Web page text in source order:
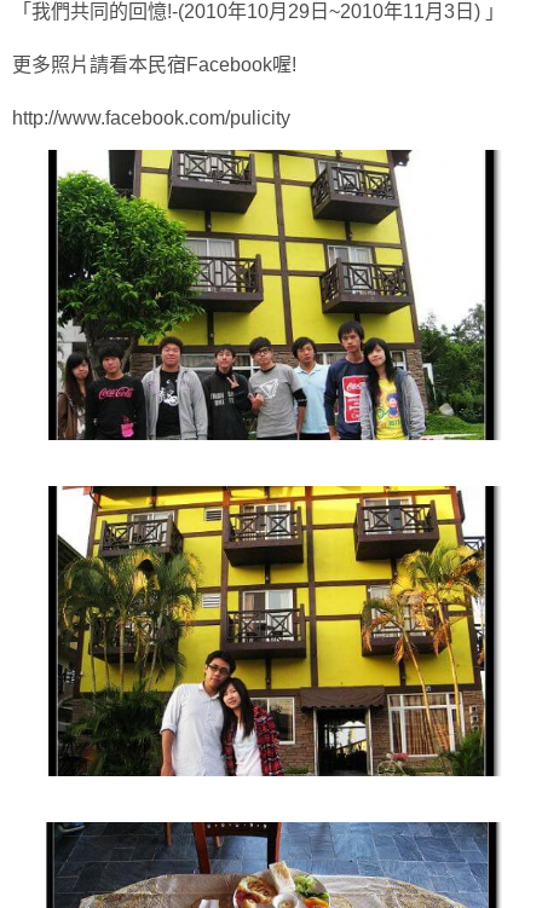
「我們共同的回憶!-(2010年10月29日~2010年11月3日) 」
更多照片請看本民宿Facebook喔!
http://www.facebook.com/pulicity